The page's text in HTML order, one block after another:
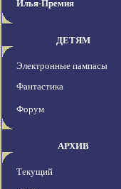
Илья-Премия
ДЕТЯМ
Электронные пампасы
Фантастика
Форум
АРХИВ
Текущий